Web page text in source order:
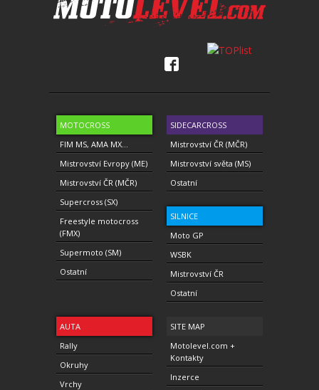
MOTOCROSS
FIM MS, AMA MX...
Mistrovství Evropy (ME)
Mistrovství ČR (MČR)
Supercross (SX)
Freestyle motocross
(FMX)
Supermoto (SM)
Ostatní
SIDECARCROSS
Mistrovství ČR (MČR)
Mistrovství světa (MS)
Ostatní
SILNICE
Moto GP
WSBK
Mistrovství ČR
Ostatní
AUTA
Rally
Okruhy
Vrchy
SITE MAP
Motolevel.com +
Kontakty
Inzerce